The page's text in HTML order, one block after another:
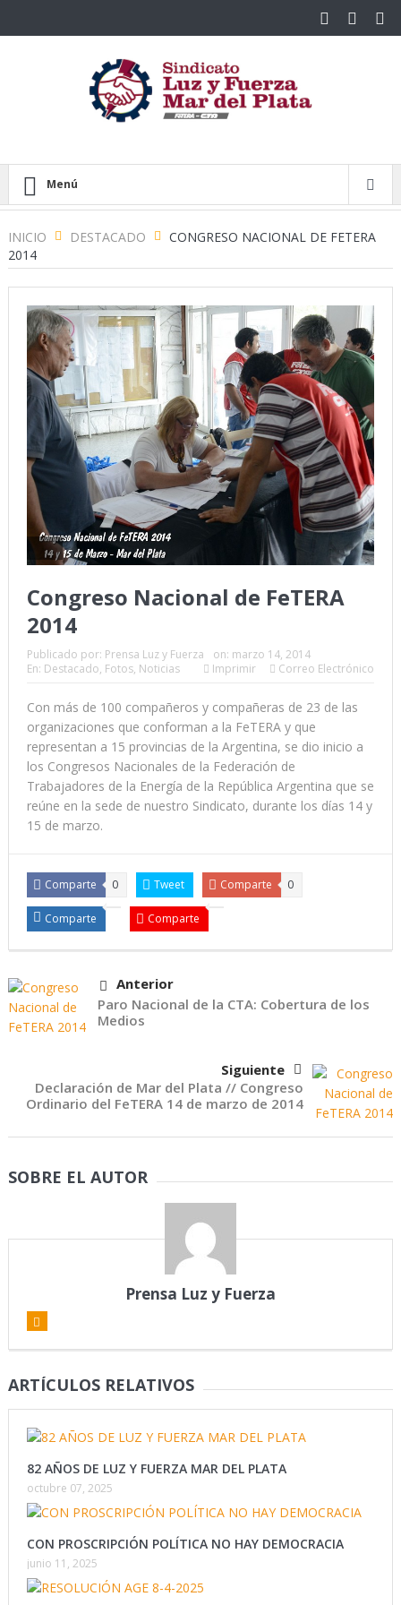
Menú
INICIO DESTACADO
CONGRESO NACIONAL DE FETERA
2014
Congreso Nacional de FeTERA
2014
Publicado por: Prensa Luz y Fuerza on: marzo 14, 2014
En: Destacado, Fotos, Noticias Imprimir Correo Electrónico
Con más de 100 compañeros y compañeras de 23 de las
organizaciones que conforman a la FeTERA y que
representan a 15 provincias de la Argentina, se dio inicio a
los Congresos Nacionales de la Federación de
Trabajadores de la Energía de la República Argentina que se
reúne en la sede de nuestro Sindicato, durante los días 14 y
15 de marzo.
Comparte 0 Tweet Comparte 0
Comparte Comparte
Anterior
Paro Nacional de la CTA: Cobertura de los
Medios
Siguiente
Declaración de Mar del Plata // Congreso
Ordinario del FeTERA 14 de marzo de 2014
SOBRE EL AUTOR
Prensa Luz y Fuerza
ARTÍCULOS RELATIVOS
82 AÑOS DE LUZ Y FUERZA MAR DEL PLATA
octubre 07, 2025
CON PROSCRIPCIÓN POLÍTICA NO HAY DEMOCRACIA
junio 11, 2025